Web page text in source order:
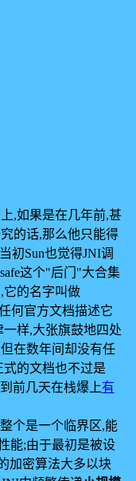
,如果是在几年前,甚
的话,那么他只能得
初Sun也觉得JNI调
这个"后门"大合集
它的名字叫做
何官方文档描述它
样,大张旗鼓地四处
在数年间却没有任
的文档也不过是
前几天在栈爆上有
个是一个临界区,能
能;由于最初是被设
加密算法大多以块